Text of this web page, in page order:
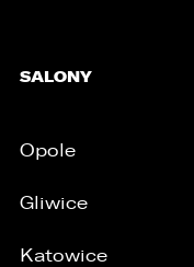
SALONY
Opole
Gliwice
Katowice